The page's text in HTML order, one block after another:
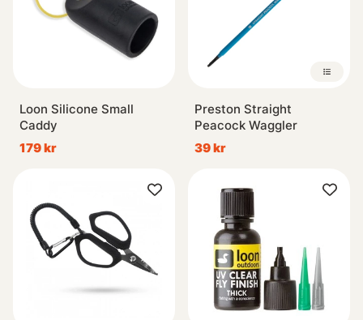
Loon Silicone Small
Caddy
179 kr
Preston Straight
Peacock Waggler
39 kr